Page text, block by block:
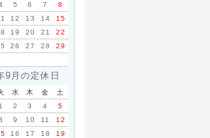
5 6 7
8
12 13 14
15
19 20 21
22
26 27 28
29
9月の定休日
水 木 金
土
1
2 3 4
5
9 10 11
12
16 17 18
19